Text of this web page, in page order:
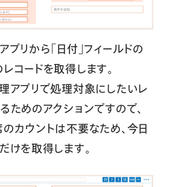
プリから「日付」フィールドの
コードを取得します。
アプリで処理対象にしたいレ
ためのアクションですので、
カウントは不要なため、今日
けを取得します。